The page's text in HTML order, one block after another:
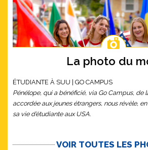
La photo du
ÉTUDIANTE À SUU | GO CAMPUS
Pénélope, qui a bénéficié, via Go Campus, de
accordée aux jeunes étrangers, nous révèle,
sa vie d’étudiante aux USA.
VOIR TOUTES LES